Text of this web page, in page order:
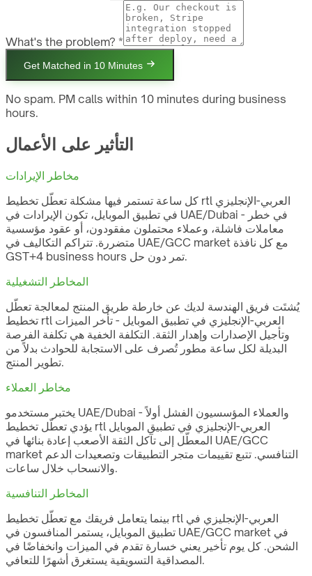
What's the problem? *
Get Matched in 10 Minutes
No spam. PM calls within 10 minutes during business
hours.
التأثير على الأعمال
مخاطر الإيرادات
كل ساعة تستمر فيها مشكلة تعطّل تخطيط rtl العربي-الإنجليزي
في تطبيق الموبايل، تكون الإيرادات في UAE/Dubai في خطر -
معاملات فاشلة، وعملاء محتملون مفقودون، أو عقود مؤسسية
متضررة. تتراكم التكاليف في UAE/GCC market مع كل نافذة
GST+4 business hours تمر دون حل.
المخاطر التشغيلية
يُشتَت فريق الهندسة لديك عن خارطة طريق المنتج لمعالجة تعطّل
تخطيط rtl العربي-الإنجليزي في تطبيق الموبايل - تأخر الميزات
وتأجيل الإصدارات وإهدار الثقة. التكلفة الخفية هي تكلفة الفرصة
البديلة لكل ساعة مطور تُصرف على الاستجابة للحوادث بدلاً من
تطوير المنتج.
مخاطر العملاء
يختبر مستخدمو UAE/Dubai والعملاء المؤسسيون الفشل أولاً -
يؤدي تعطّل تخطيط rtl العربي-الإنجليزي في تطبيق الموبايل
المعطّل إلى تآكل الثقة الأصعب إعادة بنائها في UAE/GCC
market التنافسي. تتبع تقييمات متجر التطبيقات وتصعيدات الدعم
والانسحاب خلال ساعات.
المخاطر التنافسية
بينما يتعامل فريقك مع تعطّل تخطيط rtl العربي-الإنجليزي في
تطبيق الموبايل، يستمر المنافسون في UAE/GCC market في
الشحن. كل يوم تأخير يعني خسارة تقدم في الميزات وانخفاضًا في
المصداقية التسويقية يستغرق أشهرًا للتعافي.